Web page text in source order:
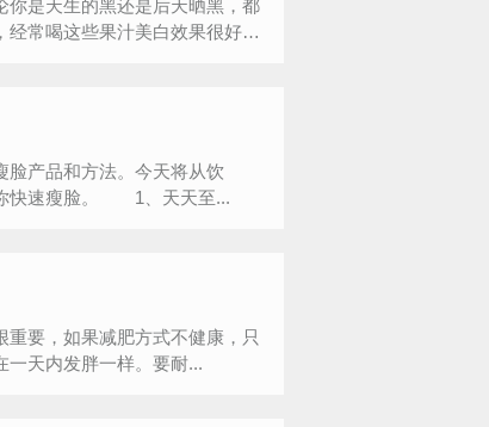
是天生的黑还是后天晒黑，都
经常喝这些果汁美白效果很好
产品和方法。今天将从饮
快速瘦脸。 1、天天至...
要，如果减肥方式不健康，只
一天内发胖一样。要耐...